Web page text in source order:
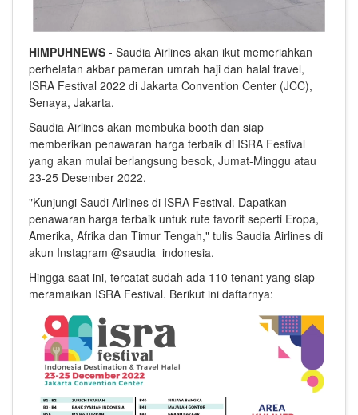
HIMPUHNEWS - Saudia Airlines akan ikut memeriahkan
perhelatan akbar pameran umrah haji dan halal travel,
ISRA Festival 2022 di Jakarta Convention Center (JCC),
Senaya, Jakarta.
Saudia Airlines akan membuka booth dan siap
memberikan penawaran harga terbaik di ISRA Festival
yang akan mulai berlangsung besok, Jumat-Minggu atau
23-25 Desember 2022.
"Kunjungi Saudi Airlines di ISRA Festival. Dapatkan
penawaran harga terbaik untuk rute favorit seperti Eropa,
Amerika, Afrika dan Timur Tengah," tulis Saudia Airlines di
akun Instagram @saudia_indonesia.
Hingga saat ini, tercatat sudah ada 110 tenant yang siap
meramaikan ISRA Festival. Berikut ini daftarnya: